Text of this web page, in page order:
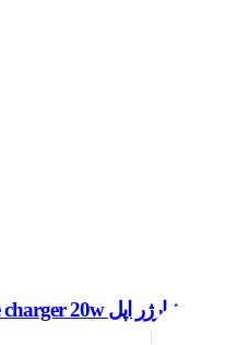
شارژر اپل Apple charger 20w اصل B/A با گارانتی